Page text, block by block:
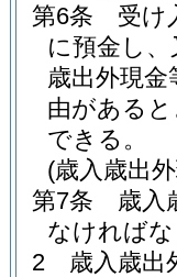
第6条
受け
に預金し
歳出外現
由がある
できる。
(歳入歳出
第7条
歳入
なければ
2
歳入歳出